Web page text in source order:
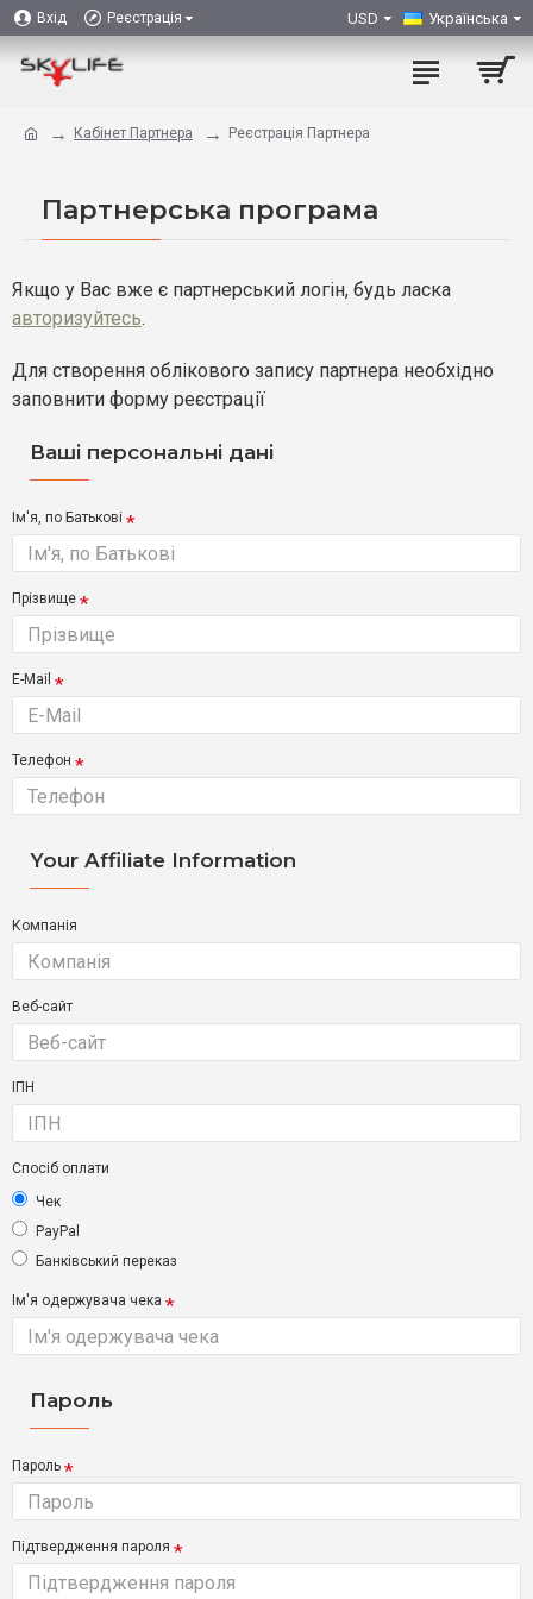
Вхід Реєстрація USD Українська
Кабінет Партнера Реєстрація Партнера
Партнерська програма
Якщо у Вас вже є партнерський логін, будь ласка
авторизуйтесь.
Для створення облікового запису партнера необхідно
заповнити форму реєстрації
Ваші персональні дані
Ім'я, по Батькові
Прізвище
E-Mail
Телефон
Your Affiliate Information
Компанія
Веб-сайт
ІПН
Спосіб оплати
Чек
PayPal
Банківський переказ
Ім'я одержувача чека
Пароль
Пароль
Підтвердження пароля